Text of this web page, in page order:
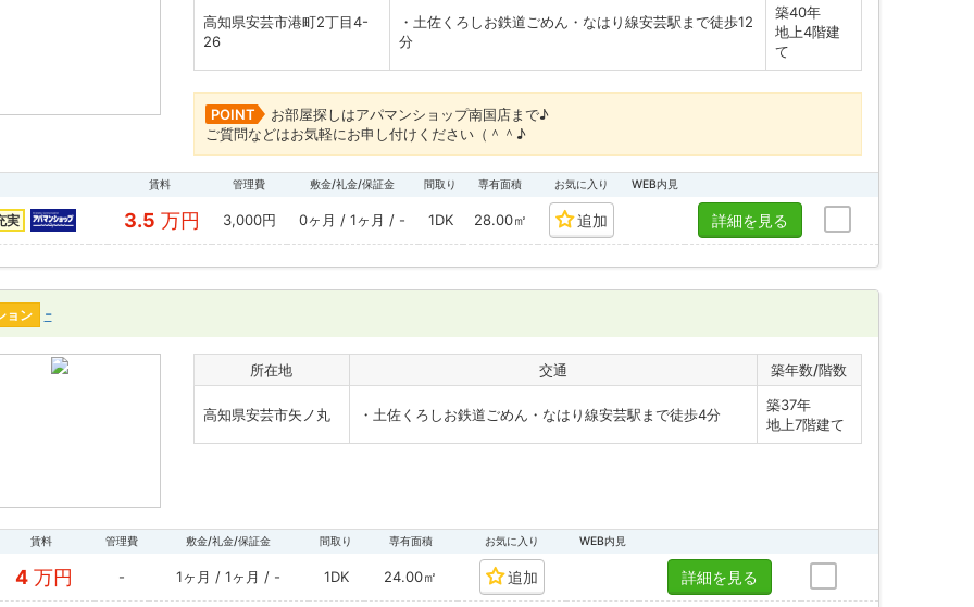
高知県安芸市港町2丁目4-
26
・土佐くろしお鉄道ごめん・なはり線安芸駅まで徒歩12
分
築40年
地上4階建
て
POINT
お部屋探しはアパマンショップ南国店まで♪
ご質問などはお気軽にお申し付けください（＾＾♪
賃料 管理費 敷金/礼金/保証金 間取り 専有面積 お気に入り WEB内見
実 3.5 万円 3,000円 0ヶ月 / 1ヶ月 / - 1DK 28.00㎡ 追加 詳細を見る
ョン -
所在地 交通 築年数/階数
高知県安芸市矢ノ丸 ・土佐くろしお鉄道ごめん・なはり線安芸駅まで徒歩4分
築37年
地上7階建て
賃料 管理費 敷金/礼金/保証金 間取り 専有面積 お気に入り WEB内見
4 万円 - 1ヶ月 / 1ヶ月 / - 1DK 24.00㎡ 追加 詳細を見る